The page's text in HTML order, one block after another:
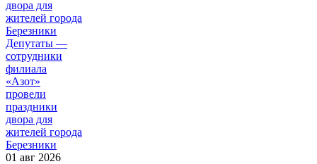
Депутаты —
сотрудники
филиала
«Азот»
провели
праздники
двора для
жителей города
Березники
01 авг 2026